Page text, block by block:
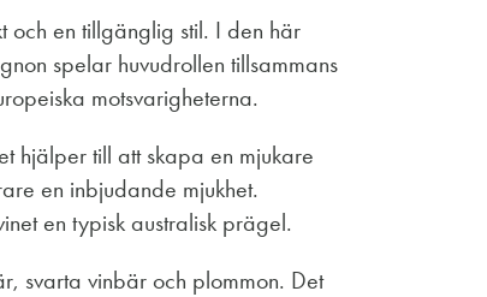
och en tillgänglig stil. I den här
spelar huvudrollen tillsammans
motsvarigheterna.
hjälper till att skapa en mjukare
en inbjudande mjukhet.
en typisk australisk prägel.
svarta vinbär och plommon. Det